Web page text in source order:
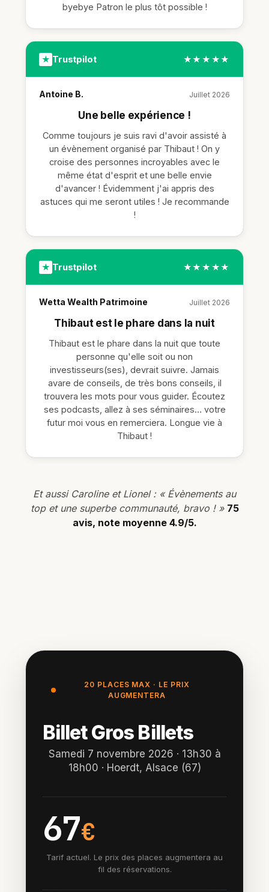
byebye Patron le plus tôt possible !
★ Trustpilot ★★★★★
Antoine B. Juillet 2026
Une belle expérience !
Comme toujours je suis ravi d'avoir assisté à
un évènement organisé par Thibaut ! On y
croise des personnes incroyables avec le
même état d'esprit et une belle envie
d'avancer ! Évidemment j'ai appris des
astuces qui me seront utiles ! Je recommande
!
★ Trustpilot ★★★★★
Wetta Wealth Patrimoine Juillet 2026
Thibaut est le phare dans la nuit
Thibaut est le phare dans la nuit que toute
personne qu'elle soit ou non
investisseurs(ses), devrait suivre. Jamais
avare de conseils, de très bons conseils, il
trouvera les mots pour vous guider. Écoutez
ses podcasts, allez à ses séminaires… votre
futur moi vous en remerciera. Longue vie à
Thibaut !
Et aussi Caroline et Lionel : « Évènements au
top et une superbe communauté, bravo ! » 75
avis, note moyenne 4.9/5.
20 PLACES MAX · LE PRIX
AUGMENTERA
Billet Gros Billets
Samedi 7 novembre 2026 · 13h30 à
18h00 · Hoerdt, Alsace (67)
67€
Tarif actuel. Le prix des places augmentera au
fil des réservations.